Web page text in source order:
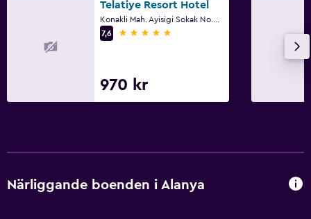
Telatiye Resort Hotel
7,6
5 stjärnor
970 kr
Närliggande boenden i Alanya